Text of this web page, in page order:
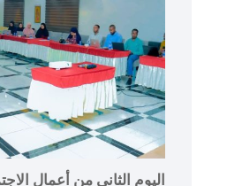
اليوم الثاني من أعمال